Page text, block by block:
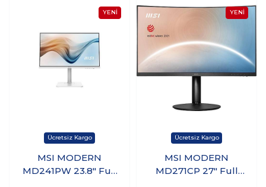
MSI MODERN
MD241PW 23.8" Full
MSI MODERN
MD271CP 27" Full